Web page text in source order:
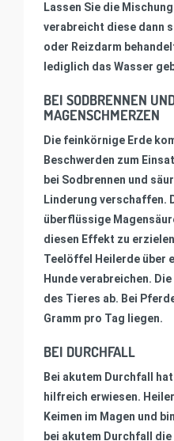
Lassen Sie die
verabreicht diese dann
oder Reizdarm
lediglich das Wasser
BEI SODBRENNEN
MAGENSCHMERZEN
Die feinkörnige Erde
Beschwerden zum
bei Sodbrennen und
Linderung verschaffen.
überflüssige
diesen Effekt zu
Teelöffel Heilerde über
Hunde verabreichen.
des Tieres ab. Bei
Gramm pro Tag liegen.
BEI DURCHFALL
Bei akutem Durchfall
hilfreich erwiesen.
Keimen im Magen und
bei akutem Durchfall